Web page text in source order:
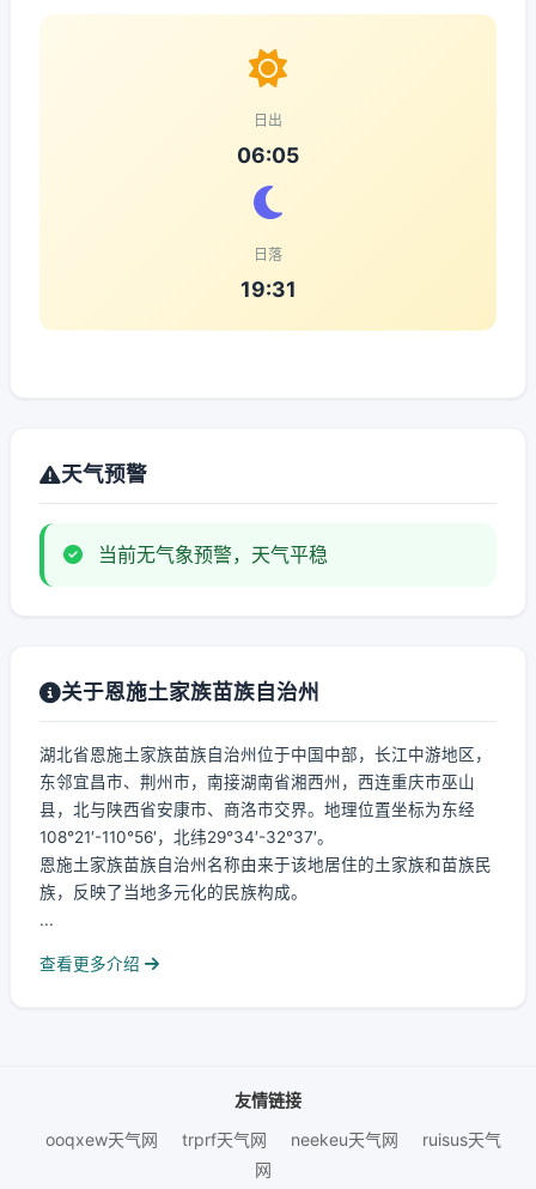
日出
06:05
日落
19:31
天气预警
当前无气象预警，天气平稳
关于恩施土家族苗族自治州
湖北省恩施土家族苗族自治州位于中国中部，长江中游地区，
东邻宜昌市、荆州市，南接湖南省湘西州，西连重庆市巫山
县，北与陕西省安康市、商洛市交界。地理位置坐标为东经
108°21′-110°56′，北纬29°34′-32°37′。
恩施土家族苗族自治州名称由来于该地居住的土家族和苗族民
族，反映了当地多元化的民族构成。
...
查看更多介绍
友情链接
ooqxew天气网
trprf天气网 neekeu天气网
ruisus天气
网